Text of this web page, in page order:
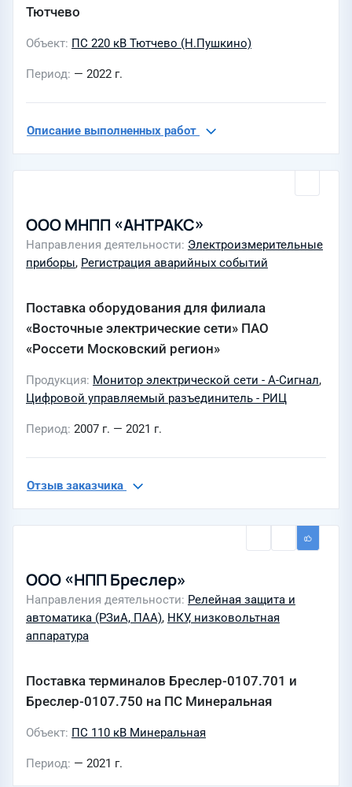
Тютчево
Объект ПС 220 кВ Тютчево (Н.Пушкино)
Период — 2022 г.
Описание выполненных работ
ООО МНПП «АНТРАКС»
Направления деятельности Электроизмерительные
приборы, Регистрация аварийных событий
Поставка оборудования для филиала
«Восточные электрические сети» ПАО
«Россети Московский регион»
Продукция Монитор электрической сети - А-Сигнал,
Цифровой управляемый разъединитель - РИЦ
Период 2007 г. — 2021 г.
Отзыв заказчика
ООО «НПП Бреслер»
Направления деятельности Релейная защита и
автоматика (РЗиА, ПАА), НКУ, низковольтная
аппаратура
Поставка терминалов Бреслер-0107.701 и
Бреслер-0107.750 на ПС Минеральная
Объект ПС 110 кВ Минеральная
Период — 2021 г.